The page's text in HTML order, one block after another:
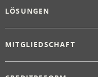
LÖSUNGEN
MITGLIEDSCHAFT